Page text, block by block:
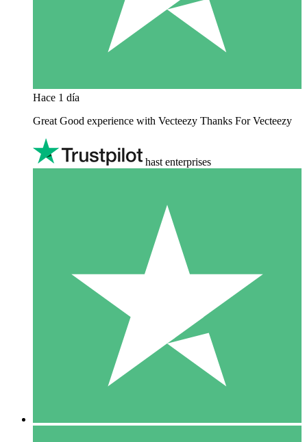
Hace 1 día
Great Good experience with Vecteezy Thanks For Vecteezy
hast enterprises